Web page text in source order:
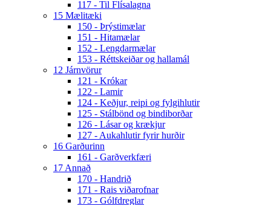
117 - Til Flísalagna
15 Mælitæki
150 - Þrýstimælar
151 - Hitamælar
152 - Lengdarmælar
153 - Réttskeiðar og hallamál
12 Járnvörur
121 - Krókar
122 - Lamir
124 - Keðjur, reipi og fylgihlutir
125 - Stálbönd og bindiborðar
126 - Lásar og krækjur
127 - Aukahlutir fyrir hurðir
16 Garðurinn
161 - Garðverkfæri
17 Annað
170 - Handrið
171 - Rais viðarofnar
173 - Gólfdreglar